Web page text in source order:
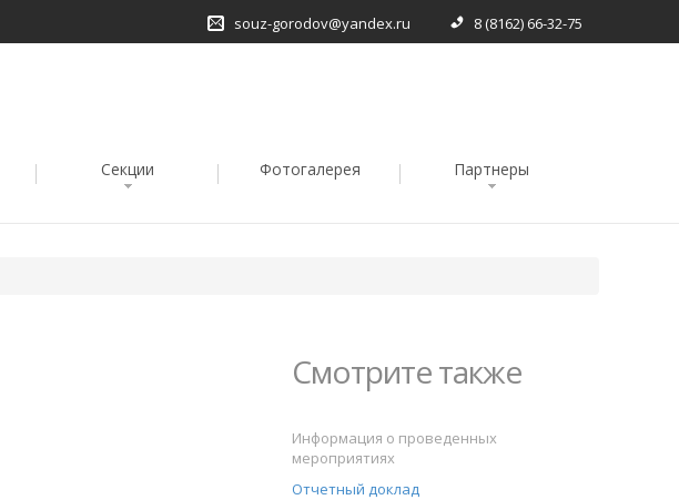
souz-gorodov@yandex.ru 8 (8162) 66-32-75
Секции Фотогалерея Партнеры
Смотрите также
Информация о проведенных
мероприятиях
Отчетный доклад